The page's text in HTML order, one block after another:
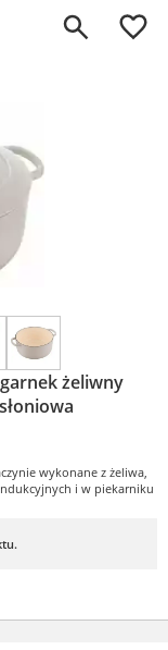
0
żeliwny
wykonane z żeliwa,
i w piekarniku